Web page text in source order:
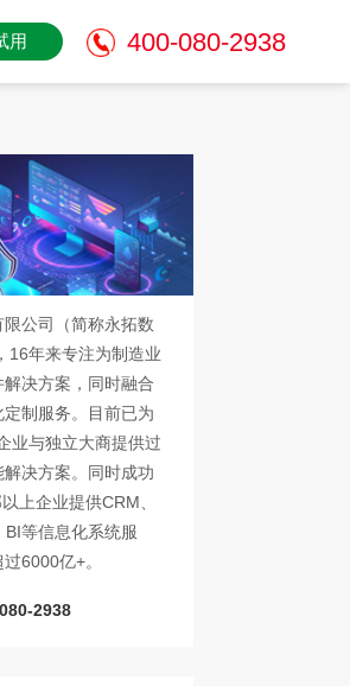
用 400-080-2938
公司（简称永拓数
16年来专注为制造业
决方案，同时融合
制服务。目前已为
业与独立大商提供过
决方案。同时成功
上企业提供CRM、
BI等信息化系统服
6000亿+。
2938